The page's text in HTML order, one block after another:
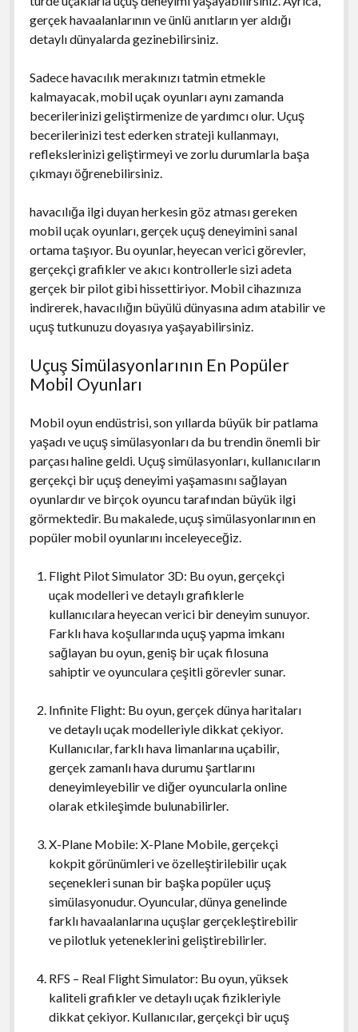
gerçek havaalanlarının ve ünlü anıtların yer aldığı
detaylı dünyalarda gezinebilirsiniz.
Sadece havacılık merakınızı tatmin etmekle
kalmayacak, mobil uçak oyunları aynı zamanda
becerilerinizi geliştirmenize de yardımcı olur. Uçuş
becerilerinizi test ederken strateji kullanmayı,
reflekslerinizi geliştirmeyi ve zorlu durumlarla başa
çıkmayı öğrenebilirsiniz.
havacılığa ilgi duyan herkesin göz atması gereken
mobil uçak oyunları, gerçek uçuş deneyimini sanal
ortama taşıyor. Bu oyunlar, heyecan verici görevler,
gerçekçi grafikler ve akıcı kontrollerle sizi adeta
gerçek bir pilot gibi hissettiriyor. Mobil cihazınıza
indirerek, havacılığın büyülü dünyasına adım atabilir ve
uçuş tutkunuzu doyasıya yaşayabilirsiniz.
Uçuş Simülasyonlarının En Popüler
Mobil Oyunları
Mobil oyun endüstrisi, son yıllarda büyük bir patlama
yaşadı ve uçuş simülasyonları da bu trendin önemli bir
parçası haline geldi. Uçuş simülasyonları, kullanıcıların
gerçekçi bir uçuş deneyimi yaşamasını sağlayan
oyunlardır ve birçok oyuncu tarafından büyük ilgi
görmektedir. Bu makalede, uçuş simülasyonlarının en
popüler mobil oyunlarını inceleyeceğiz.
Flight Pilot Simulator 3D: Bu oyun, gerçekçi
uçak modelleri ve detaylı grafiklerle
kullanıcılara heyecan verici bir deneyim sunuyor.
Farklı hava koşullarında uçuş yapma imkanı
sağlayan bu oyun, geniş bir uçak filosuna
sahiptir ve oyunculara çeşitli görevler sunar.
Infinite Flight: Bu oyun, gerçek dünya haritaları
ve detaylı uçak modelleriyle dikkat çekiyor.
Kullanıcılar, farklı hava limanlarına uçabilir,
gerçek zamanlı hava durumu şartlarını
deneyimleyebilir ve diğer oyuncularla online
olarak etkileşimde bulunabilirler.
X-Plane Mobile: X-Plane Mobile, gerçekçi
kokpit görünümleri ve özelleştirilebilir uçak
seçenekleri sunan bir başka popüler uçuş
simülasyonudur. Oyuncular, dünya genelinde
farklı havaalanlarına uçuşlar gerçekleştirebilir
ve pilotluk yeteneklerini geliştirebilirler.
RFS – Real Flight Simulator: Bu oyun, yüksek
kaliteli grafikler ve detaylı uçak fizikleriyle
dikkat çekiyor. Kullanıcılar, gerçekçi bir uçuş